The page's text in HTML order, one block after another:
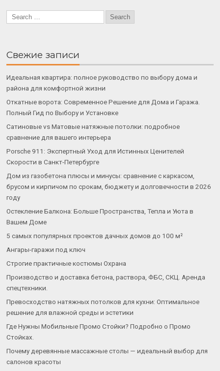
Свежие записи
Идеальная квартира: полное руководство по выбору дома и
района для комфортной жизни
Откатные ворота: Современное Решение для Дома и Гаража.
Полный Гид по Выбору и Установке
Сатиновые vs Матовые натяжные потолки: подробное
сравнение для вашего интерьера
Porsche 911: Экспертный Уход для Истинных Ценителей
Скорости в Санкт-Петербурге
Дом из газобетона плюсы и минусы: сравнение с каркасом,
брусом и кирпичом по срокам, бюджету и долговечности в 2026
году
Остекление Балкона: Больше Пространства, Тепла и Уюта в
Вашем Доме
5 самых популярных проектов дачных домов до 100 м²
Ангары-гаражи под ключ
Строгие практичные костюмы Охрана
Производство и доставка бетона, раствора, ФБС, СКЦ. Аренда
спецтехники.
Превосходство натяжных потолков для кухни: Оптимальное
решение для влажной среды и эстетики
Где Нужны Мобильные Промо Стойки? Подробно о Промо
Стойках.
Почему деревянные массажные столы — идеальный выбор для
салонов красоты